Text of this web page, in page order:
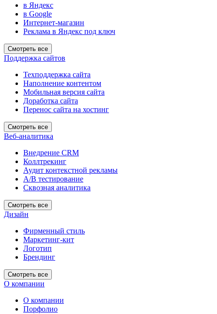
в Яндекс
в Google
Интернет-магазин
Реклама в Яндекс под ключ
Смотреть все
Поддержка сайтов
Техподдержка сайта
Наполнение контентом
Мобильная версия сайта
Доработка сайта
Перенос сайта на хостинг
Смотреть все
Веб-аналитика
Внедрение CRM
Коллтрекинг
Аудит контекстной рекламы
А/В тестирование
Сквозная аналитика
Смотреть все
Дизайн
Фирменный стиль
Маркетинг-кит
Логотип
Брендинг
Смотреть все
О компании
О компании
Порфолио